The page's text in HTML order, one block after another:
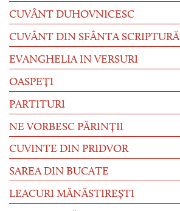
CUVÂNT DUHOVNICESC
CUVÂNT DIN SFÂNTA SCRIPTURĂ
EVANGHELIA IN VERSURI
OASPEȚI
PARTITURI
NE VORBESC PĂRINȚII
CUVINTE DIN PRIDVOR
SAREA DIN BUCATE
LEACURI MĂNĂSTIREȘTI